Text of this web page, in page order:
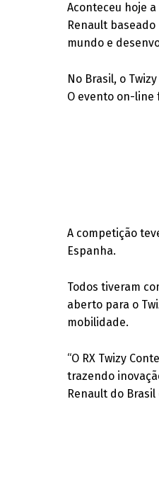
Aconteceu hoje
Renault
mundo e
No Brasil, o
O evento on-
A competição
Espanha.
Todos tiveram
aberto para o
mobilidade.
“O RX Twizy
trazendo
Renault do